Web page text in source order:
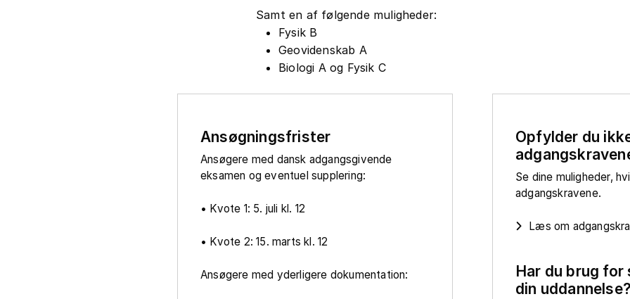
Samt en af følgende muligheder:
Fysik B
Geovidenskab A
Biologi A og Fysik C
Ansøgningsfrister
Ansøgere med dansk adgangsgivende
eksamen og eventuel supplering:
• Kvote 1: 5. juli kl. 12
• Kvote 2: 15. marts kl. 12
Ansøgere med yderligere dokumentation:
Opfylder du
Se dine muligheder,
adgangskravene.
Læs om
Har du brug
din uddannelse?